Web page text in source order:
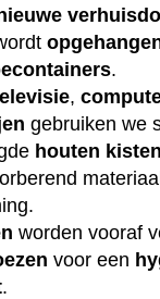
.
,
gebruiken we
houten kisten
worden vooraf
voor een
.